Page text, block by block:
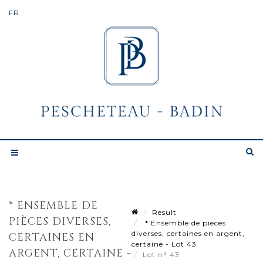
* ENSEMBLE DE
PIÈCES DIVERSES,
CERTAINES EN
ARGENT, CERTAINE -
Result
* Ensemble de pièces
diverses, certaines en argent,
certaine - Lot 43
Lot n° 43